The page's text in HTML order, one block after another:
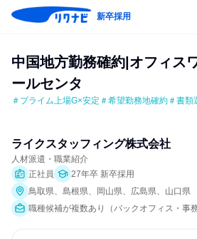
新卒採用
中国地方勤務確約|オフィス
ールセンタ
＃プライム上場G×安定＃希望勤務地確約＃書類
ライクスタッフィング株式会社
人材派遣・職業紹介
正社員
27年卒 新卒採用
鳥取県、島根県、岡山県、広島県、山口県
職種候補が複数あり（バックオフィス・事